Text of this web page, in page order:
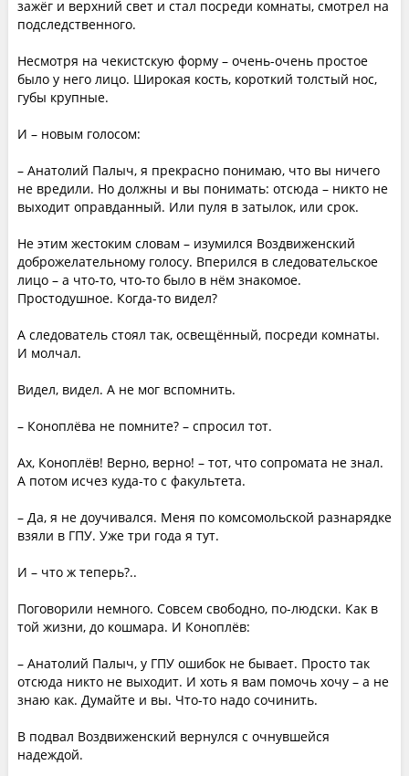
зажёг и верхний свет и стал посреди комнаты, смотрел на
подследственного.
Несмотря на чекистскую форму – очень-очень простое
было у него лицо. Широкая кость, короткий толстый нос,
губы крупные.
И – новым голосом:
– Анатолий Палыч, я прекрасно понимаю, что вы ничего
не вредили. Но должны и вы понимать: отсюда – никто не
выходит оправданный. Или пуля в затылок, или срок.
Не этим жестоким словам – изумился Воздвиженский
доброжелательному голосу. Вперился в следовательское
лицо – а что-то, что-то было в нём знакомое.
Простодушное. Когда-то видел?
А следователь стоял так, освещённый, посреди комнаты.
И молчал.
Видел, видел. А не мог вспомнить.
– Коноплёва не помните? – спросил тот.
Ах, Коноплёв! Верно, верно! – тот, что сопромата не знал.
А потом исчез куда-то с факультета.
– Да, я не доучивался. Меня по комсомольской разнарядке
взяли в ГПУ. Уже три года я тут.
И – что ж теперь?..
Поговорили немного. Совсем свободно, по-людски. Как в
той жизни, до кошмара. И Коноплёв:
– Анатолий Палыч, у ГПУ ошибок не бывает. Просто так
отсюда никто не выходит. И хоть я вам помочь хочу – а не
знаю как. Думайте и вы. Что-то надо сочинить.
В подвал Воздвиженский вернулся с очнувшейся
надеждой.